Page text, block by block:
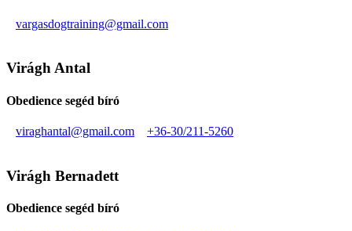
vargasdogtraining@gmail.com
Virágh Antal
Obedience segéd bíró
viraghantal@gmail.com +36-30/211-5260
Virágh Bernadett
Obedience segéd bíró